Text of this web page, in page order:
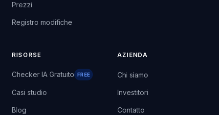
Prezzi
Registro modifiche
RISORSE
Checker IA Gratuito FREE
Casi studio
Blog
AZIENDA
Chi siamo
Investitori
Contatto